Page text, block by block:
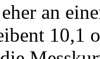
an
10,1